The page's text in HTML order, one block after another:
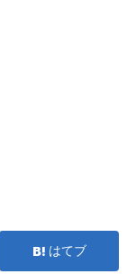
はてブ